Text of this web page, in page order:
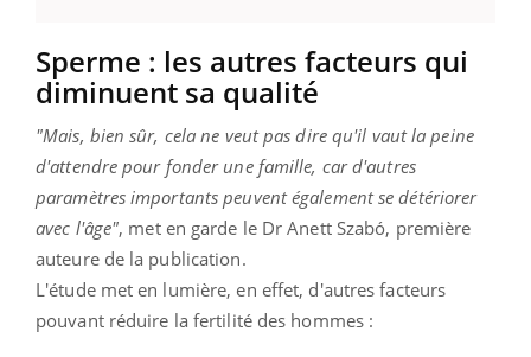
Sperme : les autres facteurs qui
diminuent sa qualité
"Mais, bien sûr, cela ne veut pas dire qu'il vaut la peine
d'attendre pour fonder une famille, car d'autres
paramètres importants peuvent également se détériorer
avec l'âge", met en garde le Dr Anett Szabó, première
auteure de la publication.
L'étude met en lumière, en effet, d'autres facteurs
pouvant réduire la fertilité des hommes :